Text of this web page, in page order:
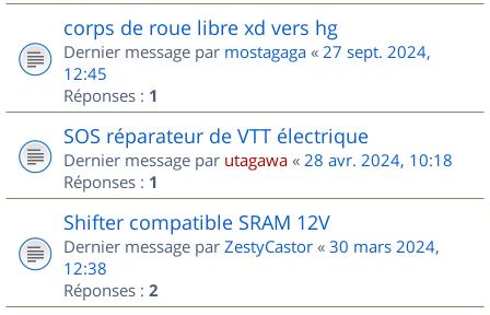
corps de roue libre xd vers hg
Dernier message par mostagaga « 27 sept. 2024,
12:45
Réponses : 1
SOS réparateur de VTT électrique
Dernier message par utagawa « 28 avr. 2024, 10:18
Réponses : 1
Shifter compatible SRAM 12V
Dernier message par ZestyCastor « 30 mars 2024,
12:38
Réponses : 2